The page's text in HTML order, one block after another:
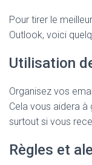
Pour tirer le
Outlook, voici
Utilisation
Organisez vos
Cela vous aidera
surtout si vous
Règles et